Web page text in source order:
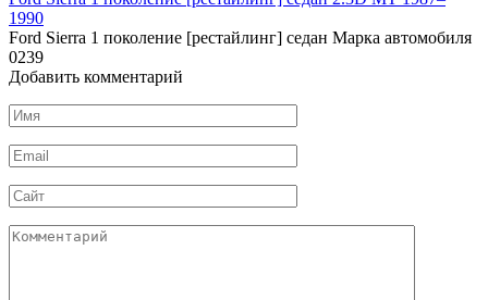
1990
Ford Sierra 1 поколение [рестайлинг] седан Марка автомобиля
0239
Добавить комментарий
Имя
*
Email
*
Сайт
Комментарий